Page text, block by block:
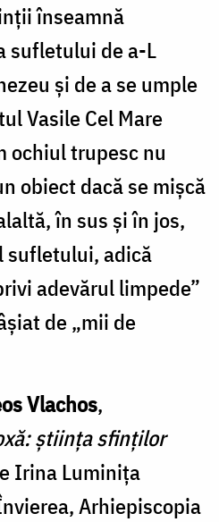
înseamnă
sufletului de a-L
şi de a se umple
Vasile Cel Mare
ochiul trupesc nu
obiect dacă se mişcă
în sus şi în jos,
sufletului, adică
adevărul limpede”
de „mii de
Vlachos,
știința sfinților
Irina Luminița
Arhiepiscopia